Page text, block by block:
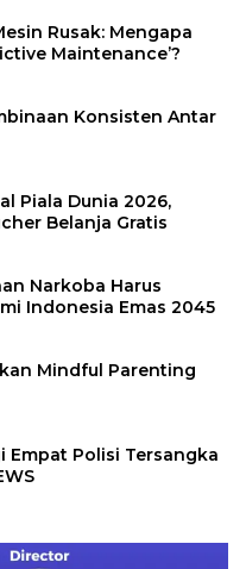
Rusak: Mengapa
Maintenance’?
Konsisten Antar
Piala Dunia 2026,
Belanja Gratis
Narkoba Harus
Indonesia Emas 2045
Mindful Parenting
Empat Polisi Tersangka